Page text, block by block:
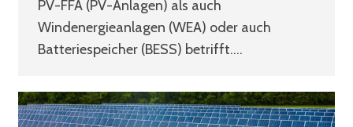
PV-FFA (PV-Anlagen) als auch
Windenergieanlagen (WEA) oder auch
Batteriespeicher (BESS) betrifft.…